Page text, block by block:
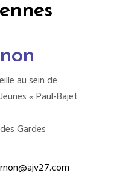
au sein de
« Paul-Bajet
Gardes